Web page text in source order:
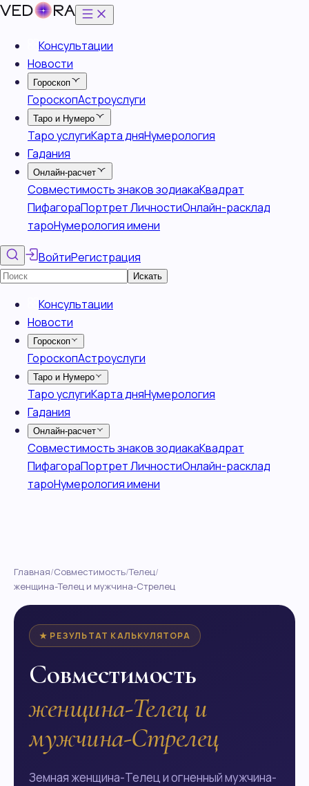
Главная/Совместимость/Телец/
женщина-Телец и мужчина-Стрелец
★ РЕЗУЛЬТАТ КАЛЬКУЛЯТОРА
Совместимость
женщина-Телец и
мужчина-Стрелец
Земная женщина-Телец и огненный мужчина-